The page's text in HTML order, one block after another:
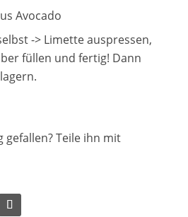
Avocado
-> Limette auspressen,
füllen und fertig! Dann
gefallen? Teile ihn mit